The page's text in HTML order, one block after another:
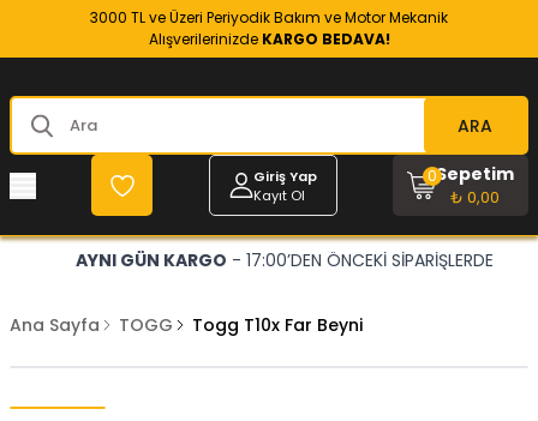
3000 TL ve Üzeri Periyodik Bakım ve Motor Mekanik
Alışverilerinizde KARGO BEDAVA!
ARA
Giriş Yap
Kayıt Ol
Sepetim
₺ 0,00
0
AYNI GÜN KARGO - 17:00’DEN ÖNCEKİ SİPARİŞLERDE
Ana Sayfa TOGG Togg T10x Far Beyni